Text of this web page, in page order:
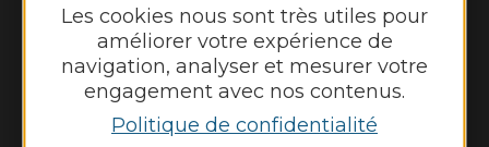
Les cookies nous sont très utiles pour
améliorer votre expérience de
navigation, analyser et mesurer votre
engagement avec nos contenus.
Politique de confidentialité
Vendredi : 9h - 12h et 13h30 - 17h30
Nous contacter